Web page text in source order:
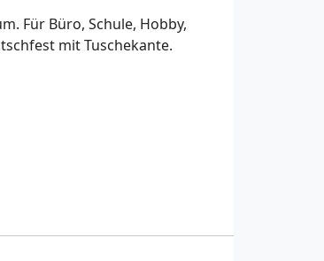
Für Büro, Schule, Hobby,
mit Tuschekante.